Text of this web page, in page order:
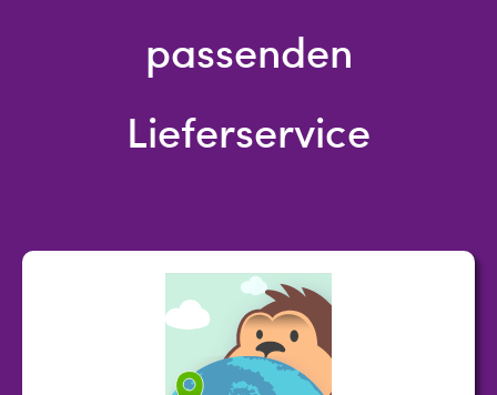
passenden
Lieferservice